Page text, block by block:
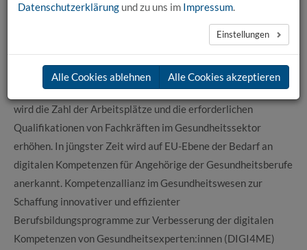
zur Verbesserung der digitalen Kompetenzen von
Gesundheitsexperten:innen (DIGI4ME)
Die steigende Nachfrage nach Gesundheitsdienstleistungen,
getrieben durch den demografischen Wandel in ganz Europa,
wird die Zahl der Arbeitsplätze und die erforderlichen
Qualifikationen von Fachkräften im Gesundheitssektor
erhöhen. In jüngster Zeit wird auf EU-Ebene der Bedarf an
digitalen Kompetenzen für Angehörige der Gesundheitsberufe
anerkannt. Kompetenzallianz im Gesundheitswesen zur
Schaffung innovativer und effizienter
Berufsbildungsprogramme zur Verbesserung der digitalen
Kompetenzen von Gesundheitsexperten:innen (DIGI4ME)
Datenschutzerklärung und zu uns im Impressum.
Einstellungen
Alle Cookies ablehnen Alle Cookies akzeptieren